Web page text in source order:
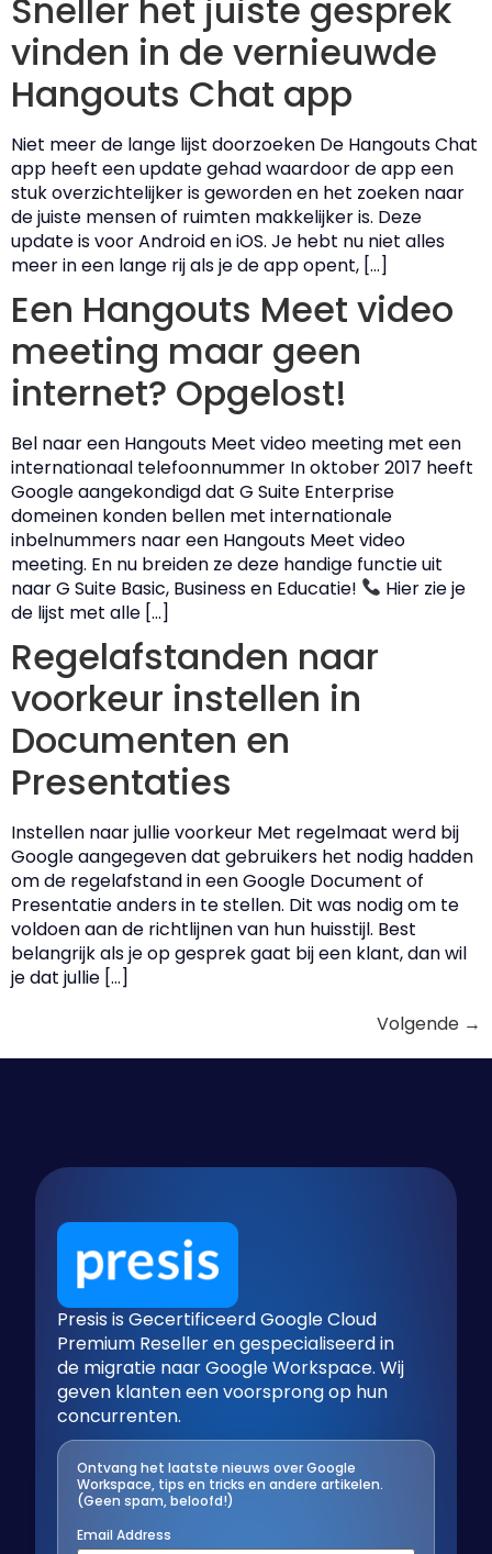
Sneller het juiste gesprek
vinden in de vernieuwde
Hangouts Chat app
Niet meer de lange lijst doorzoeken De Hangouts Chat
app heeft een update gehad waardoor de app een
stuk overzichtelijker is geworden en het zoeken naar
de juiste mensen of ruimten makkelijker is. Deze
update is voor Android en iOS. Je hebt nu niet alles
meer in een lange rij als je de app opent, […]
Een Hangouts Meet video
meeting maar geen
internet? Opgelost!
Bel naar een Hangouts Meet video meeting met een
internationaal telefoonnummer In oktober 2017 heeft
Google aangekondigd dat G Suite Enterprise
domeinen konden bellen met internationale
inbelnummers naar een Hangouts Meet video
meeting. En nu breiden ze deze handige functie uit
naar G Suite Basic, Business en Educatie!
Hier zie je
de lijst met alle […]
Regelafstanden naar
voorkeur instellen in
Documenten en
Presentaties
Instellen naar jullie voorkeur Met regelmaat werd bij
Google aangegeven dat gebruikers het nodig hadden
om de regelafstand in een Google Document of
Presentatie anders in te stellen. Dit was nodig om te
voldoen aan de richtlijnen van hun huisstijl. Best
belangrijk als je op gesprek gaat bij een klant, dan wil
je dat jullie […]
Volgende →
Presis is Gecertificeerd Google Cloud
Premium Reseller en gespecialiseerd in
de migratie naar Google Workspace. Wij
geven klanten een voorsprong op hun
concurrenten.
Ontvang het laatste nieuws over Google
Workspace, tips en tricks en andere artikelen.
(Geen spam, beloofd!)
Email Address